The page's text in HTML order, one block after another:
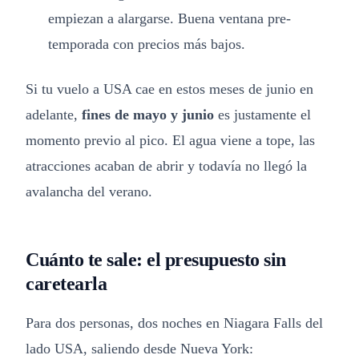
empiezan a alargarse. Buena ventana pre-
temporada con precios más bajos.
Si tu vuelo a USA cae en estos meses de junio en
adelante, fines de mayo y junio es justamente el
momento previo al pico. El agua viene a tope, las
atracciones acaban de abrir y todavía no llegó la
avalancha del verano.
Cuánto te sale: el presupuesto sin
caretearla
Para dos personas, dos noches en Niagara Falls del
lado USA, saliendo desde Nueva York: